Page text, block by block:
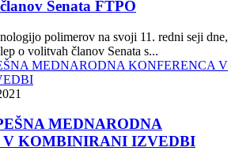
Senata FTPO
polimerov na svoji 11. redni seji dne,
o volitvah članov Senata s...
MEDNARODNA
V KOMBINIRANI IZVEDBI